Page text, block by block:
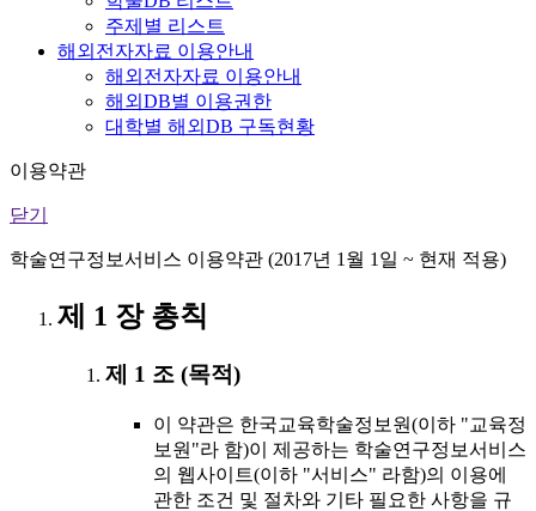
주제별 리스트
해외전자자료 이용안내
해외전자자료 이용안내
해외DB별 이용권한
대학별 해외DB 구독현황
이용약관
닫기
학술연구정보서비스 이용약관 (2017년 1월 1일 ~ 현재 적용)
제 1 장 총칙
제 1 조 (목적)
이 약관은 한국교육학술정보원(이하 "교육정
보원"라 함)이 제공하는 학술연구정보서비스
의 웹사이트(이하 "서비스" 라함)의 이용에
관한 조건 및 절차와 기타 필요한 사항을 규